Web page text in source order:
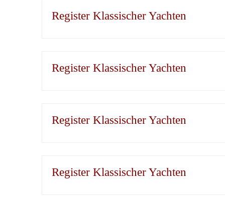
Register Klassischer Yachten
Register Klassischer Yachten
Register Klassischer Yachten
Register Klassischer Yachten